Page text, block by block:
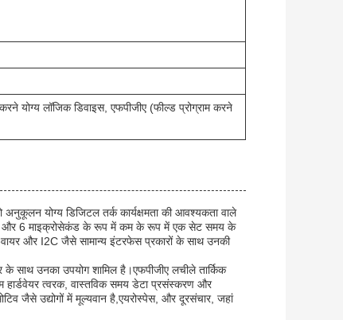
योग्य लॉजिक डिवाइस, एफपीजीए (फील्ड प्रोग्राम करने
योग्य डिजिटल तर्क कार्यक्षमता की आवश्यकता वाले
और 6 माइक्रोसेकंड के रूप में कम के रूप में एक सेट समय के
और I2C जैसे सामान्य इंटरफेस प्रकारों के साथ उनकी
साथ उनका उपयोग शामिल है।एफपीजीए लचीले तार्किक
हार्डवेयर त्वरक, वास्तविक समय डेटा प्रसंस्करण और
जैसे उद्योगों में मूल्यवान है,एयरोस्पेस, और दूरसंचार, जहां